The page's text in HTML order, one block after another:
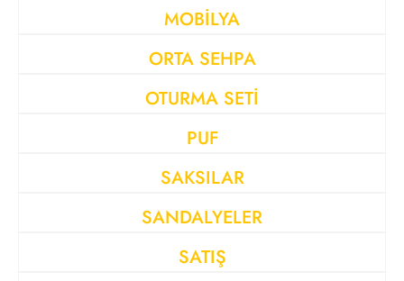
MOBİLYA
ORTA SEHPA
OTURMA SETİ
PUF
SAKSILAR
SANDALYELER
SATIŞ